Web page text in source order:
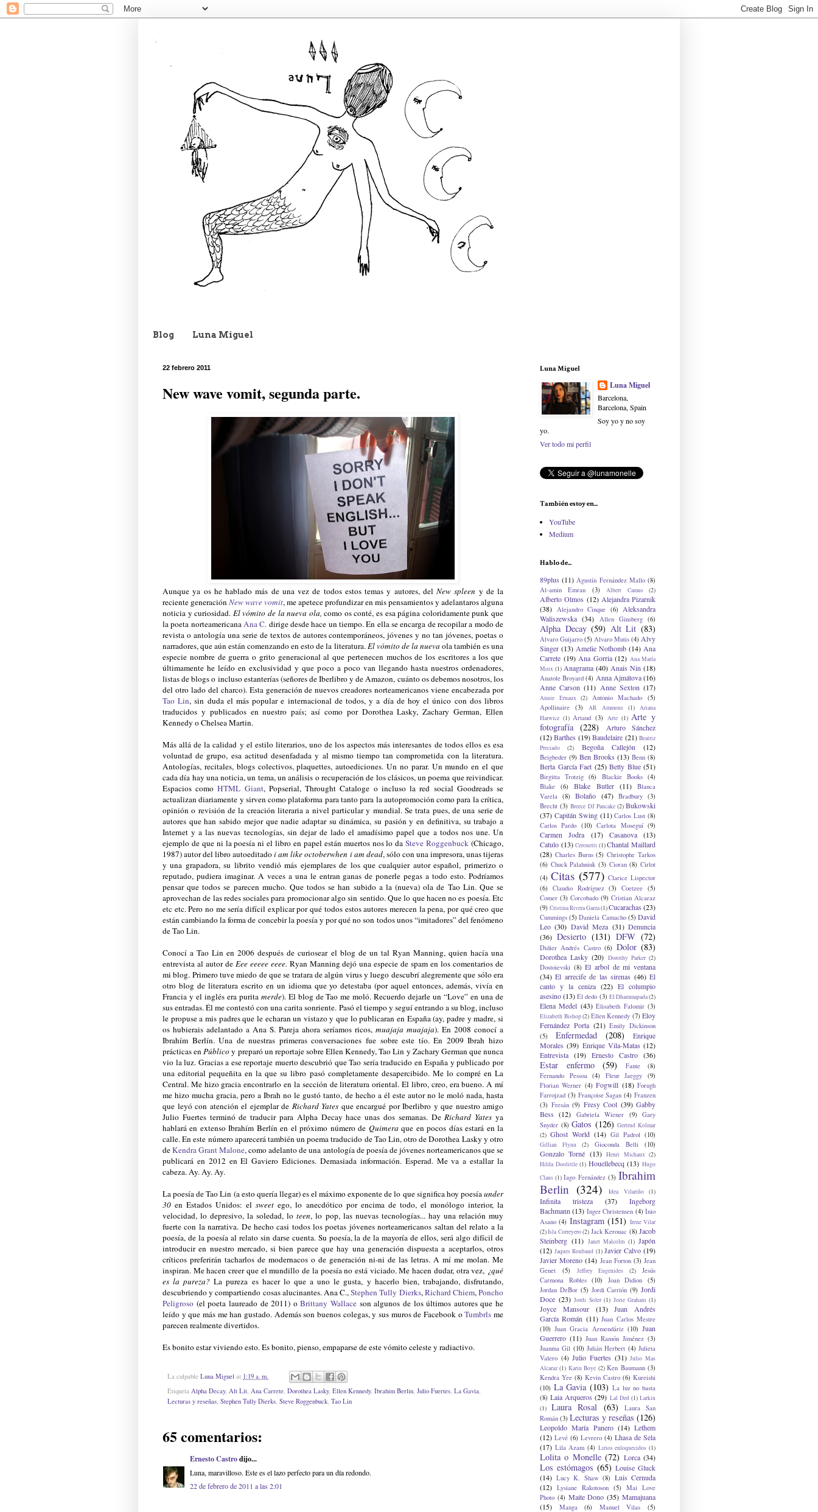
Blog Luna Miguel
22 febrero 2011
New wave vomit, segunda parte.
Aunque ya os he hablado más de una vez de todos estos temas y autores, del New spleen y de la
reciente generaciónNew wave vomit, me apetece profundizar en mis pensamientos y adelantaros alguna
noticia y curiosidad. El vómito de la nueva ola, como os conté, es esa página coloridamente punk que
la poeta norteamericanaAna C. dirige desde hace un tiempo. En ella se encarga de recopilar a modo de
revista o antología una serie de textos de autores contemporáneos, jóvenes y no tan jóvenes, poetas o
narradores, que aún están comenzando en esto de la literatura.El vómito de la nueva ola también es una
especie nombre de guerra o grito generacional al que pertenecen muchos de los escritores a los que
últimamente he leído en exclusividad y que poco a poco van llegando hasta nuestros ordenadores,
listas de blogs o incluso estanterías (señores de Iberlibro y de Amazon, cuánto os debemos nosotros, los
del otro lado del charco). Esta generación de nuevos creadores norteamericanos viene encabezada por
Tao Lin, sin duda el más popular e internacional de todos, y a día de hoy el único con dos libros
traducidos y publicados en nuestro país; así como por Dorothea Lasky, Zachary German, Ellen
Kennedy o Chelsea Martin.
Más allá de la calidad y el estilo literarios, uno de los aspectos más interesantes de todos ellos es esa
voluntad de grupo, esa actitud desenfadada y al mismo tiempo tan comprometida con la literatura.
Antologías, recitales, blogs colectivos, plaquettes, autoediciones. Un no parar. Un mundo en el que
cada día hay una noticia, un tema, un análisis o recuperación de los clásicos, un poema que reivindicar.
Espacios comoHTML Giant, Popserial, Throught Cataloge o incluso la red social Goodreads se
actualizan diariamente y sirven como plataforma para tanto para la autopromoción como para la crítica,
opinión o revisión de la creación literaria a nivel particular y mundial. Se trata pues, de una serie de
autores que han sabido mejor que nadie adaptar su dinámica, su pasión y en definitiva, su trabajo a
Internet y a las nuevas tecnologías, sin dejar de lado el amadísimo papel que a todos nos une. Un
ejemplo de que ni la poesía ni el libro en papel están muertos nos lo daSteve Roggenbuck (Chicago,
1987) autor del libro autoeditadoi am like octoberwhen i am dead, sólo con una impresora, unas tijeras
y una grapadora, su librito vendió más ejemplares de los que cualquier autor español, primerizo o
reputado, pudiera imaginar. A veces a una le entran ganas de ponerle pegas a todo esto. Podríamos
pensar que todos se parecen mucho. Que todos se han subido a la (nueva) ola de Tao Lin. Que se
aprovechan de las redes sociales para promocionar algo sin sentido. Que lo que hacen no es poesía. Etc
etc etc. Pero no me sería difícil explicar por qué todos estos autores merecen la pena, por qué creo que
están cambiando la forma de concebir la poesía y por qué no son todos unos “imitadores” del fenómeno
de Tao Lin.
Conocí a Tao Lin en 2006 después de curiosear el blog de un tal Ryan Manning, quien hacía una
entrevista al autor de Eee eeeee eeee. Ryan Manning dejó una especie de spam en los comentarios de
mi blog. Primero tuve miedo de que se tratara de algún virus y luego descubrí alegremente que sólo era
otro blog de literatura escrito en un idioma que yo detestaba (por aquel entonces, además, vivía en
Francia y el inglés era purita merde). El blog de Tao me moló. Recuerdo dejarle un “Love” en una de
sus entradas. Él me contestó con una carita sonriente. Pasó el tiempo y seguí entrando a su blog, incluso
le propuse a mis padres que le echaran un vistazo y que lo publicaran en España (ay, padre y madre, si
os hubierais adelantado a Ana S. Pareja ahora seríamos ricos, muajaja muajaja). En 2008 conocí a
Ibrahím Berlín. Una de nuestras primeras conversaciones fue sobre este tío. En 2009 Ibrah hizo
prácticas enPúblico y preparó un reportaje sobre Ellen Kennedy, Tao Lin y Zachary German que nunca
vio la luz. Gracias a ese reportaje muerto descubrió que Tao sería traducido en España y publicado por
una editorial pequeñita en la que su libro pasó completamente desapercibido. Me lo compré en La
Central. Me hizo gracia encontrarlo en la sección de literatura oriental. El libro, creo, era bueno. A mí
me hizo mucha gracia, pero a Ibrah no le gustó tanto, de hecho a él este autor no le moló nada, hasta
que leyó con atención el ejemplar de Richard Yates que encargué por Iberlibro y que nuestro amigo
Julio Fuertes terminó de traducir para Alpha Decay hace unas dos semanas. DeRichard Yates ya
hablará en extenso Ibrahím Berlín en el próximo número de Quimeraque en pocos días estará en la
calle. En este número aparecerá también un poema traducido de Tao Lin, otro de Dorothea Lasky y otro
deKendra Grant Malone, como adelanto de una antología de poesía de jóvenes norteamericanos que se
publicará en 2012 en El Gaviero Ediciones. Demasiada información. Esperad. Me va a estallar la
cabeza. Ay. Ay. Ay.
La poesía de Tao Lin (a esto quería llegar) es el máximo exponente de lo que significa hoy poesíaunder
30 en Estados Unidos: elsweet ego, lo anecdótico por encima de todo, el monólogo interior, la
velocidad, lo depresivo, la soledad, loteen, lo pop, las nuevas tecnologías... hay una relación muy
fuerte con la narrativa. De hecho casi todos los poetas jóvenes norteamericanos saltan del relato a la
poesía, de la poesía al relato sin darse cuenta. Su poesía, la de la mayoría de ellos, será algo difícil de
introducir en nuestro mercado, si bien parece que hay una generación dispuesta a aceptarlos, otros
críticos preferirán tacharlos de modernacos o de generación ni-ni de las letras. A mí me molan. Me
inspiran. Me hacen creer que el mundillo de la poesía no está viciado. Me hacen dudar, otra vez, ¿qué
es la pureza? La pureza es hacer lo que a uno le gusta, y hacerlo bien, trabajando, disfrutando,
descubriendo y compartiendo cosas alucinantes. Ana C.,Stephen Tully Dierks,Richard Chiem,Poncho
Peligroso (el poeta laureado de 2011) oBrittany Wallace son algunos de los últimos autores que he
leído y que más me han gustado. Además son buenos colegas, y sus muros de Facebook oTumbrls me
parecen realmente divertidos.
Es bonito estar viviendo esto. Es bonito, pienso, empaparse de este vómito celeste y radiactivo.
La culpable Luna Miguel at 1:19 a. m.
Etiqueta Alpha Decay, Alt Lit, Ana Carrete, Dorothea Lasky, Ellen Kennedy, Ibrahim Berlin, Julio Fuertes, La Gavia,
Lecturas y reseñas, Stephen Tully Dierks, Steve Roggenbuck, Tao Lin
65 comentarios:
Ernesto Castrodijo...
Luna, maravilloso. Este es el lazo perfecto para un día redondo.
22 de febrero de 2011 a las 2:01
Luna Miguel
Luna Miguel
Barcelona,
Barcelona, Spain
Soy yo y no soy
yo.
Ver todo mi perfil
También estoy en...
YouTube
Medium
Hablo de...
89plus (11) Agustín Fernández Mallo (8)
Al-amin Emran
(3) Albert Camus (2)
Alberto Olmos (12) Alejandra Pizarnik
(38)
Alejandro Cinque (6)
Aleksandra
Waliszewska (34) Allen Ginsberg (6)
Alpha Decay (59) Alt Lit (83)
Alvaro Guijarro (5) Alvaro Mutis (4) Alvy
Singer (13) Amelie Nothomb (14) Ana
Carrete (19) Ana Gorria (12) Ana María
Moix (1) Anagrama (40) Anais Nin (18)
Anatole Broyard (4) Anna Ajmátova (16)
Anne Carson (11) Anne Sexton (17)
Annie Ernaux (2) Antonio Machado
(5)
Apollinaire
(3) AR Ammons (1)
Ariana
Harwicz (1) Artaud (3) Arte (1) Arte y
fotografía (228)
Arturo Sánchez
(12) Barthes (19) Baudelaire (21) Beatriz
Preciado
(2) Begoña Callejón (12)
Beigbeder (9) Ben Brooks (13) Benn (8)
Berta García Faet (25) Betty Blue (51)
Birgitta Trotzig (6) Blackie Books (4)
Blake
(6) Blake Butler (11)
Blanca
Varela
(8) Bolaño (47) Bradbury (3)
Brecht (3) Breece DJ Pancake (2) Bukowski
(37) Capitán Swing (11) Carlos Lust (8)
Carlos Pardo (10) Carlota Moseguí (9)
Carmen Jodra (17) Casanova
(13)
Catulo (13) Ceronetti (1) Chantal Maillard
(28) Charles Burns (5) Christophe Tarkos
(6) Chuck Palahniuk (3) Cioran (8) Cirlot
(4) Citas (577) Clarice Lispector
(6)
Claudio Rodríguez (3) Coetzee (5)
Comer (3) Corcobado (9) Cristian Alcaraz
(9) Cristina Rivera Garza(1)Cucarachas (23)
Cummings (5) Daniela Camacho (5) David
Leo (30) David Meza (31) Denuncia
(36) Desierto (131) DFW (72)
Didier Andrés Castro (6) Dolor (83)
Dorothea Lasky (20) Dorothy Parker (2)
Dostoievski (8) El arbol de mi ventana
(34) El arrecife de las sirenas (46) El
canto y la ceniza (22) El columpio
asesino(13) El dedo (3) El Dhammapada(2)
Elena Medel (43) Elisabeth Falomir (3)
Elizabeth Bishop(2) Ellen Kennedy (7) Eloy
Fernández Porta (21) Emily Dickinson
(5)
Enfermedad (208)
Enrique
Morales (39) Enrique Vila-Matas (12)
Entrevista (19) Ernesto Castro (36)
Estar enfermo (59) Fante
(8)
Fernando Pessoa
(4) Fleur Jaeggy
(9)
Florian Werner (4) Fogwill (18) Forugh
Farrojzad (3) Françoise Sagan (4) Franzen
(3) Fresán (9) Fresy Cool (39) Gabby
Bess (12) Gabriela Wiener (9)
Gary
Snyder (8) Gatos (126) Gertrud Kolmar
(2) Ghost World (14) Gil Padrol (10)
Gillian Flynn (2) Gioconda Belli (10)
Gonzalo Torné (13) Henri Michaux (2)
Hilda Doolittle (1) Houellebecq (13) Hugo
Claus (1) Iago Fernández (3) Ibrahim
Berlin (324) Idea Vilariño (1)
Infinita tristeza (37)
Ingeborg
Bachmann (13) Inger Christensen (4) Inio
Asano (4) Instagram (151) Irene Vilar
(2)Isla Correyero(2) Jack Kerouac (8) Jacob
Steinberg (11) Janet Malcolm (1) Japón
(12) Jaques Roubaud (1) Javier Calvo (19)
Javier Moreno (14) Jean Forton (3) Jean
Genet
(5) Jeffrey Eugenides (2)
Jesús
Carmona Robles
(10) Joan Didion
(5)
Jordan DeBor (5) Jordi Carrión (9) Jordi
Doce (23) Jordi Soler (1) Jorie Graham (1)
Joyce Mansour (13)
Juan Andrés
García Román (11) Juan Carlos Mestre
(10) Juan Gracia Armendáriz (10) Juan
Guerrero (11) Juan Ramón Jiménez (3)
Juanma Gil (10) Julián Herbert (4) Julieta
Valero (4) Julio Fuertes (31) Julio Mas
Alcaraz (1) Karin Boye (2) Ken Baumann (3)
Kendra Yee (8) Kevin Castro (6) Kureishi
(10) La Gavia (103) La luz no basta
(8) Laia Arqueros (29) Lal Ded (1) Larkin
(1)
Laura Rosal (63)
Laura San
Román (3) Lecturas y reseñas (126)
Leopoldo María Panero (14) Lethem
(12) Levé (6) Levrero (4) Lhasa de Sela
(17) Lila Azam (4) Lirios enloquecidos (1)
Lolita o Monelle (72) Lorca (34)
Los estómagos (65) Louise Gluck
(14) Lucy K. Shaw (8) Luis Cernuda
(12) Lysiane Rakotoson (5)
Mai Love
Photo (4) Maite Dono (35) Mamajuana
(15)
Manga (6) Manuel Vilas (5)